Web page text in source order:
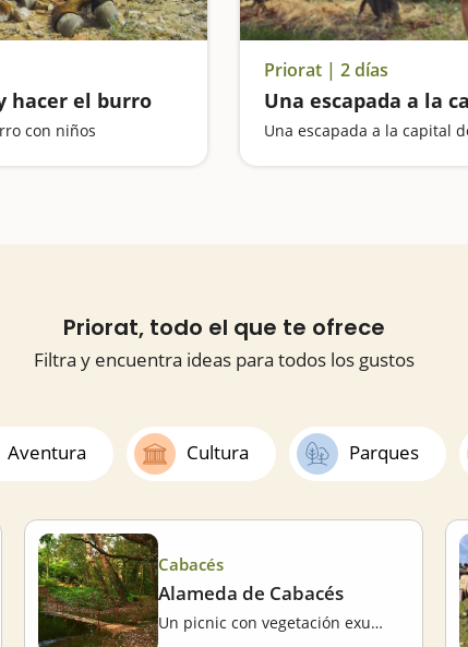
hacer el burro
con niños
Priorat | 2 días
Una escapada a la
Una escapada a la capital
Priorat, todo el que te ofrece
Filtra y encuentra ideas para todos los gustos
Aventura Cultura Parques
Cabacés
Alameda de Cabacés
Un picnic con vegetación exuberante